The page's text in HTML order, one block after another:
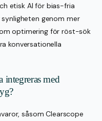
etisk AI för bias-fria
genom mer
optimering för röst-sök
konversationella
med
såsom Clearscope